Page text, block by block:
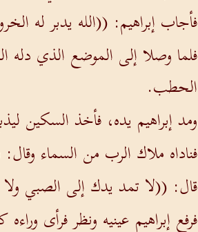
فأجاب إبراهيم: ((الله يدبر له
فلما وصلا إلى الموضع الذي دله
الحطب.
ومد إبراهيم يده، فأخذ السكين
فناداه ملاك الرب من السماء
قال: ((لا تمد يدك إلى الصبي
فرفع إبراهيم عينيه ونظر فرأى